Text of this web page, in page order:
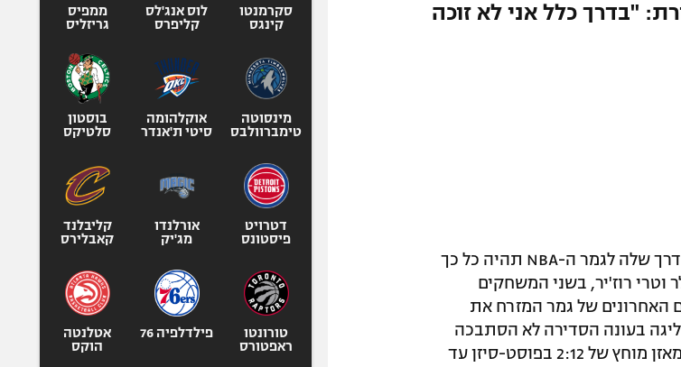
"בדרך כלל אני לא זוכה
גם בחלומותיה הוורודים ביותר, ספק אם בוסטון האמינה שהדרך שלה לגמר ה-NBA תהיה כל כך
וטרי רוז'יר, בשני המשחקים
האחרונים של גמר המזרח את
בעונה הסדירה לא הסתבכה
אפילו לרגע, והעפילה למעמד השיא של הכדורסל העולמי עם מאזן מוחץ של 2:12 בפוסט-סיזן עד
סקרמנטו
קינגס
לוס אנג'לס
קליפרס
ממפיס
גריזליס
מינסוטה
טימברוולבס
אוקלהומה
סיטי ת'אנדר
בוסטון
סלטיקס
דטרויט
פיסטונס
אורלנדו
מג'יק
קליבלנד
קאבלירס
טורונטו
ראפטורס
פילדלפיה 76
אטלנטה
הוקס